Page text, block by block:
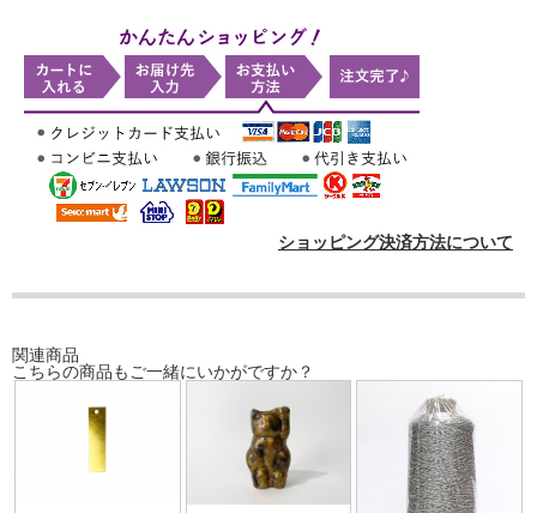
ショッピング決済方法について
関連商品
こちらの商品もご一緒にいかがですか？